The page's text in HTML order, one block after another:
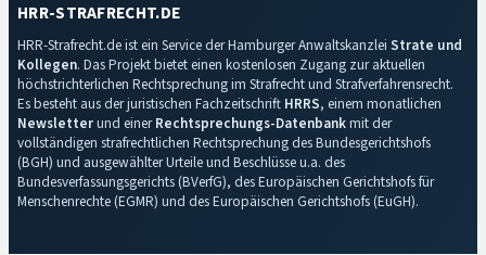
HRR-STRAFRECHT.DE
HRR-Strafrecht.de ist ein Service der Hamburger Anwaltskanzlei Strate und
Kollegen. Das Projekt bietet einen kostenlosen Zugang zur aktuellen
höchstrichterlichen Rechtsprechung im Strafrecht und Strafverfahrensrecht.
Es besteht aus der juristischen Fachzeitschrift HRRS, einem monatlichen
Newsletterund einerRechtsprechungs-Datenbankmit der
vollständigen strafrechtlichen Rechtsprechung des Bundesgerichtshofs
(BGH) und ausgewählter Urteile und Beschlüsse u.a. des
Bundesverfassungsgerichts (BVerfG), des Europäischen Gerichtshofs für
Menschenrechte (EGMR) und des Europäischen Gerichtshofs (EuGH).